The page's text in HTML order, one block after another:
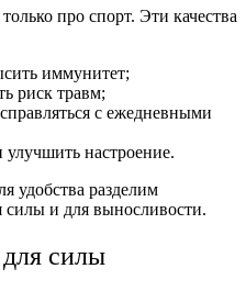
про спорт. Эти качества
иммунитет;
риск травм;
с ежедневными
улучшить настроение.
удобства разделим
и для выносливости.
силы